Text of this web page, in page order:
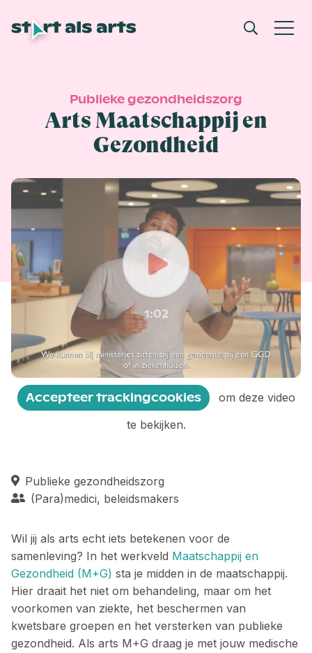
Publieke gezondheidszorg
Arts Maatschappij en
Gezondheid
1:02
Play Mute Settings
Play
Accepteer trackingcookies
om deze video
te bekijken.
Publieke gezondheidszorg
(Para)medici, beleidsmakers
Wil jij als arts echt iets betekenen voor de
samenleving? In het werkveld Maatschappij en
Gezondheid (M+G) sta je midden in de maatschappij.
Hier draait het niet om behandeling, maar om het
voorkomen van ziekte, het beschermen van
kwetsbare groepen en het versterken van publieke
gezondheid. Als arts M+G draag je met jouw medische